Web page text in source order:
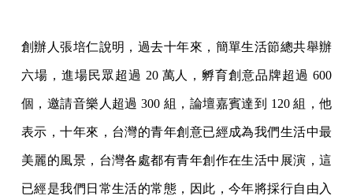
創辦人張培仁說明，過去十年來，簡單生活節總共舉辦
六場，進場民眾超過 20 萬人，孵育創意品牌超過 600
個，邀請音樂人超過 300 組，論壇嘉賓達到 120 組，他
表示，十年來，台灣的青年創意已經成為我們生活中最
美麗的風景，台灣各處都有青年創作在生活中展演，這
已經是我們日常生活的常態，因此，今年將採行自由入